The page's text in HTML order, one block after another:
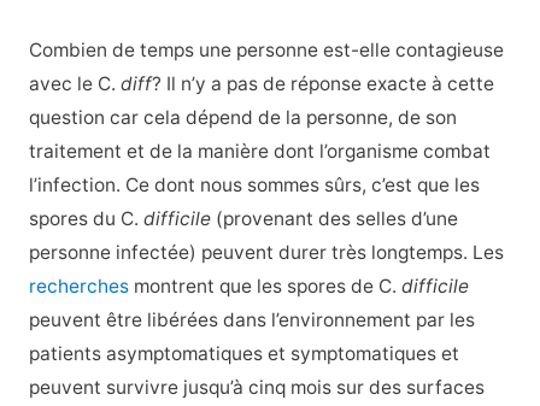
Combien de temps une personne est-elle contagieuse
avec le C. diff? Il n’y a pas de réponse exacte à cette
question car cela dépend de la personne, de son
traitement et de la manière dont l’organisme combat
l’infection. Ce dont nous sommes sûrs, c’est que les
spores du C. difficile(provenant des selles d’une
personne infectée) peuvent durer très longtemps. Les
recherchesmontrent que les spores de C. difficile
peuvent être libérées dans l’environnement par les
patients asymptomatiques et symptomatiques et
peuvent survivre jusqu’à cinq mois sur des surfaces